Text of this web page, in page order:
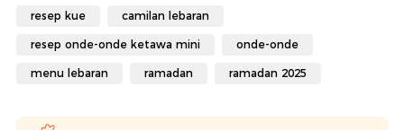
resep kue camilan lebaran
resep onde-onde ketawa mini onde-onde
menu lebaran ramadan ramadan 2025